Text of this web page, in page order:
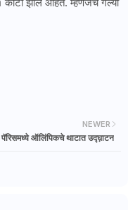
NEWER
पॅरिसमध्ये ऑलिंपिकचे थाटात उद्घ़ाटन